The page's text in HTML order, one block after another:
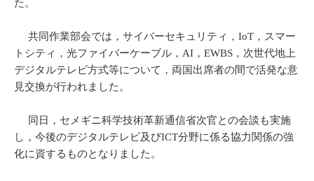
た。
共同作業部会では，サイバーセキュリティ，IoT，スマー
トシティ，光ファイバーケーブル，AI，EWBS，次世代地上
デジタルテレビ方式等について，両国出席者の間で活発な意
見交換が行われました。
同日，セメギニ科学技術革新通信省次官との会談も実施
し，今後のデジタルテレビ及びICT分野に係る協力関係の強
化に資するものとなりました。